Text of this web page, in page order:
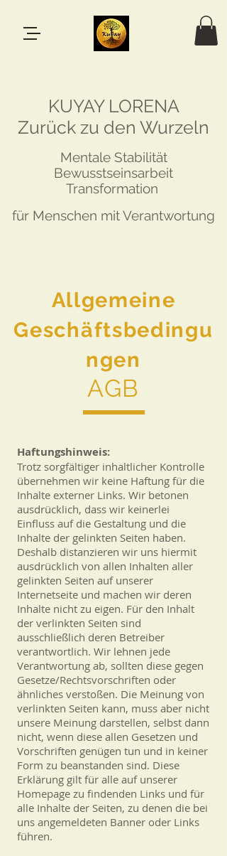
KUYAY LORENA
Zurück zu den Wurzeln
Mentale Stabilität
Bewusstseinsarbeit
Transformation
für Menschen mit Verantwortung
Allgemeine
Geschäftsbedingu
ngen
AGB
Haftungshinweis:
Trotz sorgfältiger inhaltlicher Kontrolle
übernehmen wir keine Haftung für die
Inhalte externer Links. Wir betonen
ausdrücklich, dass wir keinerlei
Einfluss auf die Gestaltung und die
Inhalte der gelinkten Seiten haben.
Deshalb distanzieren wir uns hiermit
ausdrücklich von allen Inhalten aller
gelinkten Seiten auf unserer
Internetseite und machen wir deren
Inhalte nicht zu eigen. Für den Inhalt
der verlinkten Seiten sind
ausschließlich deren Betreiber
verantwortlich. Wir lehnen jede
Verantwortung ab, sollten diese gegen
Gesetze/Rechtsvorschriften oder
ähnliches verstoßen. Die Meinung von
verlinkten Seiten kann, muss aber nicht
unsere Meinung darstellen, selbst dann
nicht, wenn diese allen Gesetzen und
Vorschriften genügen tun und in keiner
Form zu beanstanden sind. Diese
Erklärung gilt für alle auf unserer
Homepage zu findenden Links und für
alle Inhalte der Seiten, zu denen die bei
uns angemeldeten Banner oder Links
führen.